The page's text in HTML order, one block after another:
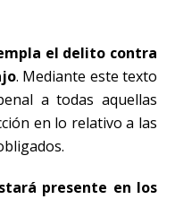
el delito contra
. Mediante este texto
a todas aquellas
en lo relativo a las
presente en los